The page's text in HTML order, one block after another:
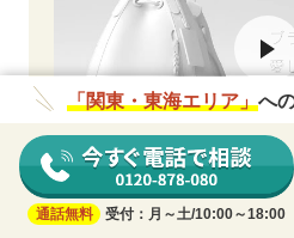
「関東・東海エリア」 へ
通話無料 受付：月～土/10:00～18:00